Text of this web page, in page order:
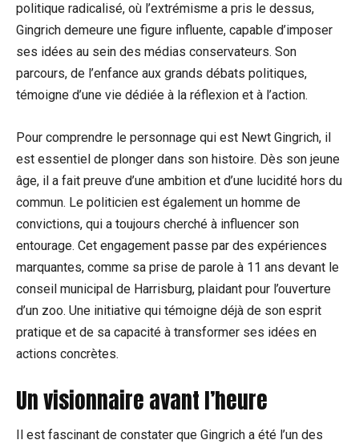
politique radicalisé, où l’extrémisme a pris le dessus,
Gingrich demeure une figure influente, capable d’imposer
ses idées au sein des médias conservateurs. Son
parcours, de l’enfance aux grands débats politiques,
témoigne d’une vie dédiée à la réflexion et à l’action.
Pour comprendre le personnage qui est Newt Gingrich, il
est essentiel de plonger dans son histoire. Dès son jeune
âge, il a fait preuve d’une ambition et d’une lucidité hors du
commun. Le politicien est également un homme de
convictions, qui a toujours cherché à influencer son
entourage. Cet engagement passe par des expériences
marquantes, comme sa prise de parole à 11 ans devant le
conseil municipal de Harrisburg, plaidant pour l’ouverture
d’un zoo. Une initiative qui témoigne déjà de son esprit
pratique et de sa capacité à transformer ses idées en
actions concrètes.
Un visionnaire avant l’heure
Il est fascinant de constater que Gingrich a été l’un des